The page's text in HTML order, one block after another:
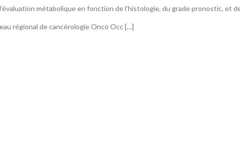
métabolique en fonction de l’histologie, du grade pronostic, et
régional de cancérologie Onco Occ […]